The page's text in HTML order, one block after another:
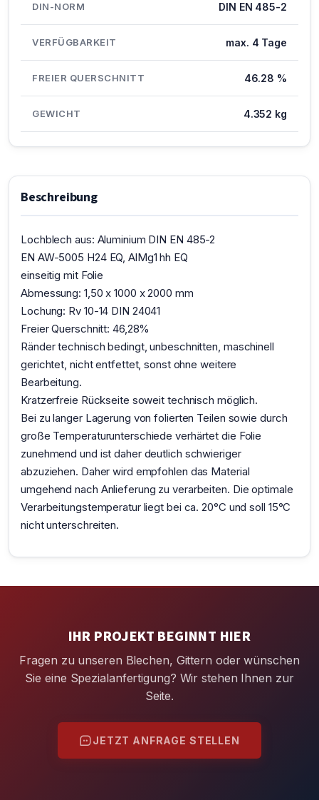
DIN-NORM DIN EN 485-2
VERFÜGBARKEIT max. 4 Tage
FREIER QUERSCHNITT 46.28 %
GEWICHT 4.352 kg
Beschreibung
Lochblech aus: Aluminium DIN EN 485-2
EN AW-5005 H24 EQ, AlMg1 hh EQ
einseitig mit Folie
Abmessung: 1,50 x 1000 x 2000 mm
Lochung: Rv 10-14 DIN 24041
Freier Querschnitt: 46,28%
Ränder technisch bedingt, unbeschnitten, maschinell
gerichtet, nicht entfettet, sonst ohne weitere
Bearbeitung.
Kratzerfreie Rückseite soweit technisch möglich.
Bei zu langer Lagerung von folierten Teilen sowie durch
große Temperaturunterschiede verhärtet die Folie
zunehmend und ist daher deutlich schwieriger
abzuziehen. Daher wird empfohlen das Material
umgehend nach Anlieferung zu verarbeiten. Die optimale
Verarbeitungstemperatur liegt bei ca. 20°C und soll 15°C
nicht unterschreiten.
IHR PROJEKT BEGINNT HIER
Fragen zu unseren Blechen, Gittern oder wünschen
Sie eine Spezialanfertigung? Wir stehen Ihnen zur
Seite.
JETZT ANFRAGE STELLEN